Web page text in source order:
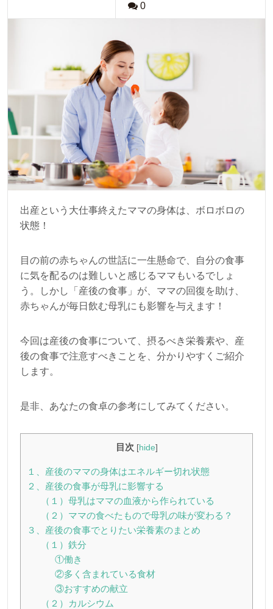
0
出産という大仕事終えたママの身体は、ボロボロの
状態！
目の前の赤ちゃんの世話に一生懸命で、自分の食事
に気を配るのは難しいと感じるママもいるでしょ
う。しかし「産後の食事」が、ママの回復を助け、
赤ちゃんが毎日飲む母乳にも影響を与えます！
今回は産後の食事について、摂るべき栄養素や、産
後の食事で注意すべきことを、分かりやすくご紹介
します。
是非、あなたの食卓の参考にしてみてください。
目次 [hide]
１、産後のママの身体はエネルギー切れ状態
２、産後の食事が母乳に影響する
（１）母乳はママの血液から作られている
（２）ママの食べたもので母乳の味が変わる？
３、産後の食事でとりたい栄養素のまとめ
（１）鉄分
①働き
②多く含まれている食材
③おすすめの献立
（２）カルシウム